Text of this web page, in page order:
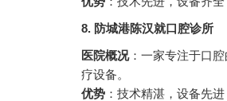
8. 防城港陈汉就口腔诊所
医院概况：一家专注于口
疗设备。
优势 ：技术精湛，设备先进